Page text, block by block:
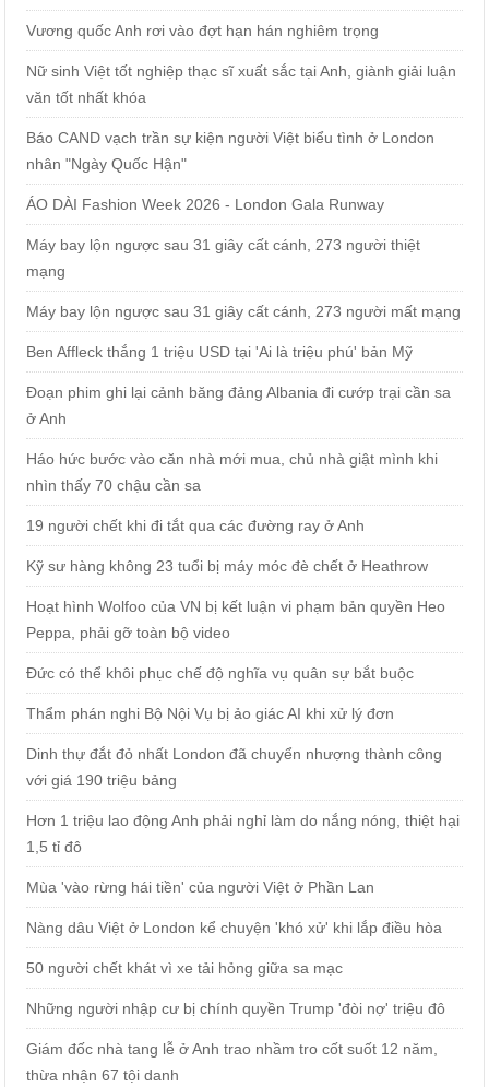
Vương quốc Anh rơi vào đợt hạn hán nghiêm trọng
Nữ sinh Việt tốt nghiệp thạc sĩ xuất sắc tại Anh, giành giải luận
văn tốt nhất khóa
Báo CAND vạch trần sự kiện người Việt biểu tình ở London
nhân "Ngày Quốc Hận"
ÁO DÀI Fashion Week 2026 - London Gala Runway
Máy bay lộn ngược sau 31 giây cất cánh, 273 người thiệt
mạng
Máy bay lộn ngược sau 31 giây cất cánh, 273 người mất mạng
Ben Affleck thắng 1 triệu USD tại 'Ai là triệu phú' bản Mỹ
Đoạn phim ghi lại cảnh băng đảng Albania đi cướp trại cần sa
ở Anh
Háo hức bước vào căn nhà mới mua, chủ nhà giật mình khi
nhìn thấy 70 chậu cần sa
19 người chết khi đi tắt qua các đường ray ở Anh
Kỹ sư hàng không 23 tuổi bị máy móc đè chết ở Heathrow
Hoạt hình Wolfoo của VN bị kết luận vi phạm bản quyền Heo
Peppa, phải gỡ toàn bộ video
Đức có thể khôi phục chế độ nghĩa vụ quân sự bắt buộc
Thẩm phán nghi Bộ Nội Vụ bị ảo giác AI khi xử lý đơn
Dinh thự đắt đỏ nhất London đã chuyển nhượng thành công
với giá 190 triệu bảng
Hơn 1 triệu lao động Anh phải nghỉ làm do nắng nóng, thiệt hại
1,5 tỉ đô
Mùa 'vào rừng hái tiền' của người Việt ở Phần Lan
Nàng dâu Việt ở London kể chuyện 'khó xử' khi lắp điều hòa
50 người chết khát vì xe tải hỏng giữa sa mạc
Những người nhập cư bị chính quyền Trump 'đòi nợ' triệu đô
Giám đốc nhà tang lễ ở Anh trao nhầm tro cốt suốt 12 năm,
thừa nhận 67 tội danh